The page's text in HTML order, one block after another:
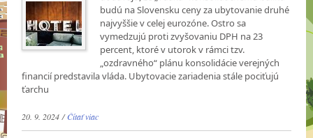
budú na Slovensku ceny za ubytovanie druhé
najvyššie v celej eurozóne. Ostro sa
vymedzujú proti zvyšovaniu DPH na 23
percent, ktoré v utorok v rámci tzv.
„ozdravného“ plánu konsolidácie verejných
financií predstavila vláda. Ubytovacie zariadenia stále pociťujú
ťarchu
20. 9. 2024 /Čítať viac